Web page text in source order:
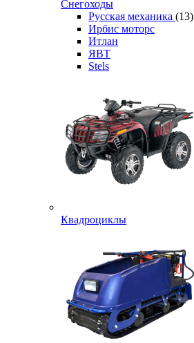
Снегоходы
Русская механика (13)
Ирбис моторс
Итлан
ЯВТ
Stels
Квадроциклы